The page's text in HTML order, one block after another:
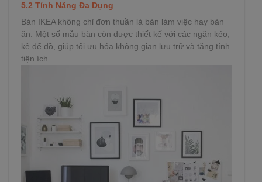
5.2 Tính Năng Đa Dụng
Bàn IKEA không chỉ đơn thuần là bàn làm việc hay bàn
ăn. Một số mẫu bàn còn được thiết kế với các ngăn kéo,
kệ để đồ, giúp tối ưu hóa không gian lưu trữ và tăng tính
tiện ích.